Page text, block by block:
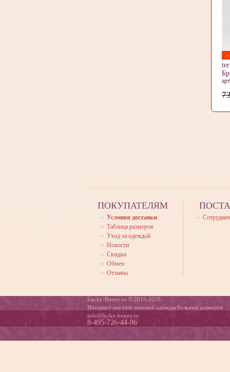
-
ПОКУПАТЕЛЯМ
Условия доставки
Таблица размеров
Уход за одеждой
Новости
Скидки
Обмен
Отзывы
Lucky-Bunny.ru © 2010-2026
Интернет-магазин женской одежды больших размеров
info@lucky-bunny.ru
8-495-726-44-86